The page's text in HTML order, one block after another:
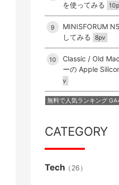
を使ってみる
9
MINISFORUM
してみる
8pv
10
Classic / Old
ーの Apple
v
無料で人気ランキング
CATEGORY
Tech（26）